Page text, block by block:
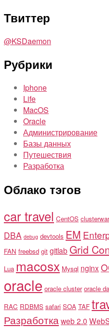
Твиттер
@KSDaemon
Рубрики
Iphone
Life
MacOS
Oracle
Администрирование
Базы данных
Путешествия
Разработка
Облако тэгов
car travel CentOS
DBA debug devtools EM
FAN freebsd git gitlab Grid
Lua macosx Mysql nginx
oracle oracle cluster oracle
RAC RDBMS safari SOA TAF
Разработкаweb 2.0